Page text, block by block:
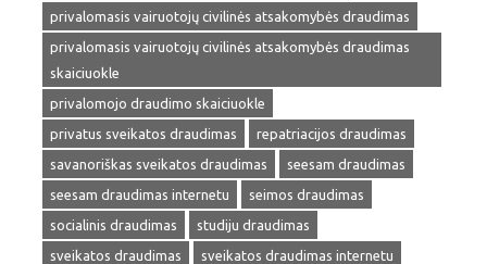
privalomasis vairuotojų civilinės atsakomybės draudimas
privalomasis vairuotojų civilinės atsakomybės draudimas
skaiciuokle
privalomojo draudimo skaiciuokle
privatus sveikatos draudimas
repatriacijos draudimas
savanoriškas sveikatos draudimas
seesam draudimas
seesam draudimas internetu
seimos draudimas
socialinis draudimas
studiju draudimas
sveikatos draudimas
sveikatos draudimas internetu